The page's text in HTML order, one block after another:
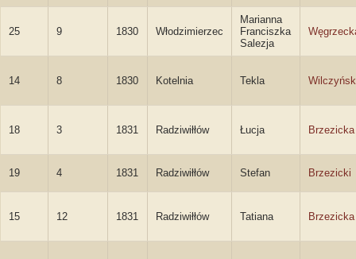
25 9 1830 Włodzimierzec
Marianna
Franciszka
Salezja
14 8 1830 Kotelnia Tekla
18 3 1831 Radziwiłłów Łucja Brzezicka
19 4 1831 Radziwiłłów Stefan Brzezicki
15 12 1831 Radziwiłłów Tatiana Brzezicka